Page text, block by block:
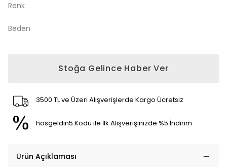
Renk
Beden
Stoğa Gelince Haber Ver
3500 TL ve Üzeri Alışverişlerde Kargo Ücretsiz
hosgeldin5 Kodu ile İlk Alışverişinizde %5 İndirim
Ürün Açıklaması